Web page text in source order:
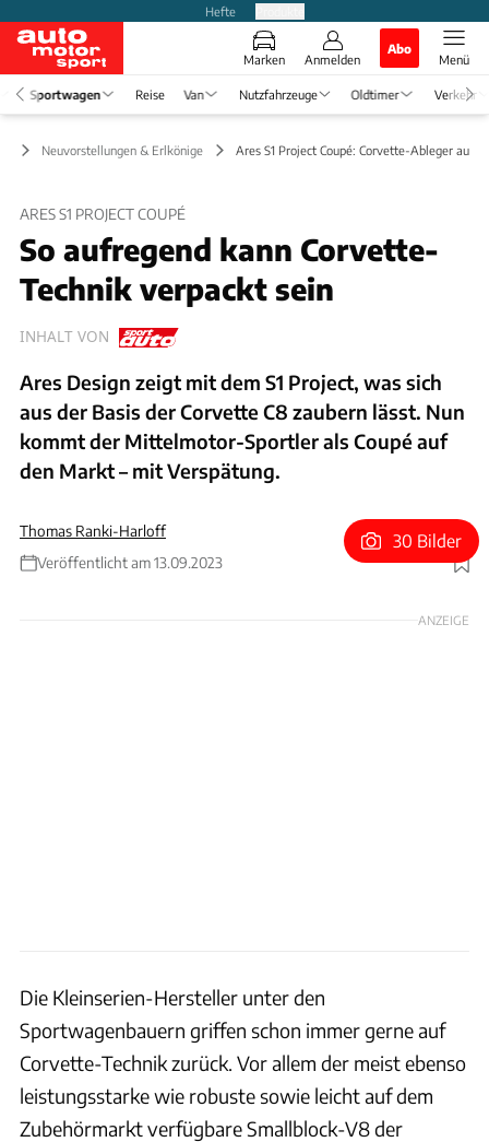
Hefte
Marken Anmelden
Abo
Menü
Sportwagen Reise Van Nutzfahrzeuge Oldtimer Verkehr
Neuvorstellungen & Erlkönige Ares S1 Project Coupé: Corvette-Ableger aus
ARES S1 PROJECT COUPÉ
So aufregend kann Corvette-
Technik verpackt sein
INHALT VON
Ares Design zeigt mit dem S1 Project, was sich
aus der Basis der Corvette C8 zaubern lässt. Nun
kommt der Mittelmotor-Sportler als Coupé auf
den Markt – mit Verspätung.
Thomas Ranki-Harloff
Veröffentlicht am 13.09.2023
Foto: Ares Modena via Facebook
30 Bilder
ANZEIGE
Die Kleinserien-Hersteller unter den
Sportwagenbauern griffen schon immer gerne auf
Corvette-Technik zurück. Vor allem der meist ebenso
leistungsstarke wie robuste sowie leicht auf dem
Zubehörmarkt verfügbare Smallblock-V8 der